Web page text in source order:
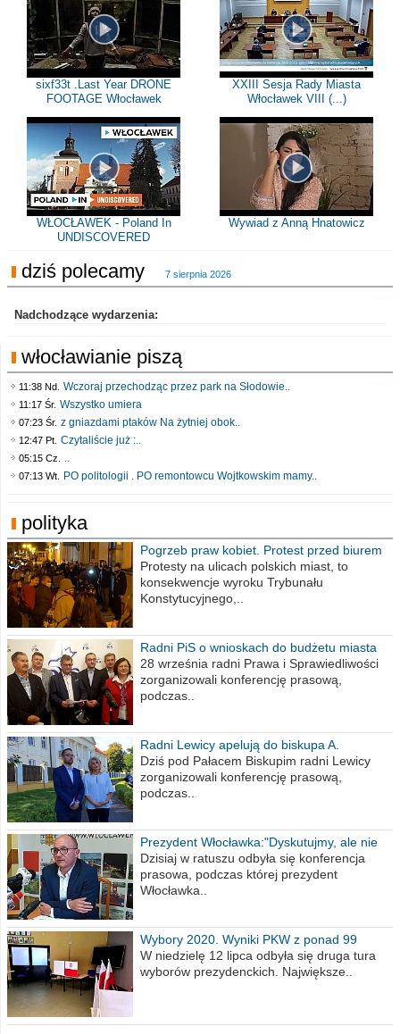
sixf33t .Last Year DRONE
FOOTAGE Włocławek
XXIII Sesja Rady Miasta
Włocławek VIII (...)
WŁOCŁAWEK - Poland In
UNDISCOVERED
Wywiad z Anną Hnatowicz
dziś polecamy 7 sierpnia 2026
Nadchodzące wydarzenia:
włocławianie piszą
11:38 Nd. Wczoraj przechodząc przez park na Słodowie..
11:17 Śr. Wszystko umiera
07:23 Śr. z gniazdami ptaków Na żytniej obok..
12:47 Pt. Czytaliście już :..
05:15 Cz. ..
07:13 Wt. PO politologii . PO remontowcu Wojtkowskim mamy..
polityka
Pogrzeb praw kobiet. Protest przed biurem
poselskim PiS
Protesty na ulicach polskich miast, to
konsekwencje wyroku Trybunału
Konstytucyjnego,..
Radni PiS o wnioskach do budżetu miasta
na 2021 rok
28 września radni Prawa i Sprawiedliwości
zorganizowali konferencję prasową,
podczas..
Radni Lewicy apelują do biskupa A.
Wiesława Meringa
Dziś pod Pałacem Biskupim radni Lewicy
zorganizowali konferencję prasową,
podczas..
Prezydent Włocławka:"Dyskutujmy, ale nie
obrażajmy się”
Dzisiaj w ratuszu odbyła się konferencja
prasowa, podczas której prezydent
Włocławka..
Wybory 2020. Wyniki PKW z ponad 99
procent obwodów
W niedzielę 12 lipca odbyła się druga tura
wyborów prezydenckich. Największe..